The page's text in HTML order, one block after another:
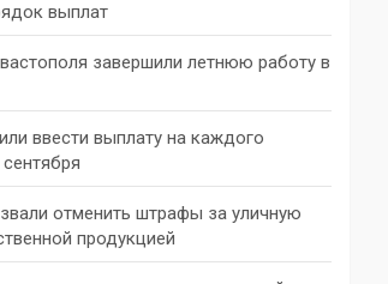
выплат
завершили летнюю работу в
ввести выплату на каждого
отменить штрафы за уличную
продукцией